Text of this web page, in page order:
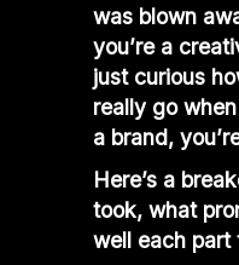
was blown
you’re a
just curious
really go
a brand,
Here’s a
took, what
well each part